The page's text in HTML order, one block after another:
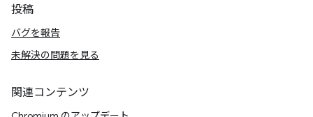
投稿
バグを報告
未解決の問題を見る
関連コンテンツ